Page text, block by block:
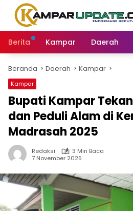
Langsung
konten
Berita
Kampar Daerah
Beranda Daerah Kampar
Kampar
Bupati Kampar
dan Peduli Alam di
Madrasah 2025
Redaksi
3 Min Baca
7 November 2025